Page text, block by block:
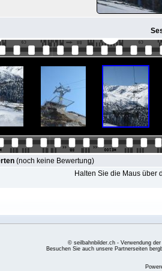
(noch keine Bewertung)
Halten Sie die Maus über
© seilbahnbilder.ch - Verwendung
Besuchen Sie auch unsere Partnerseiten